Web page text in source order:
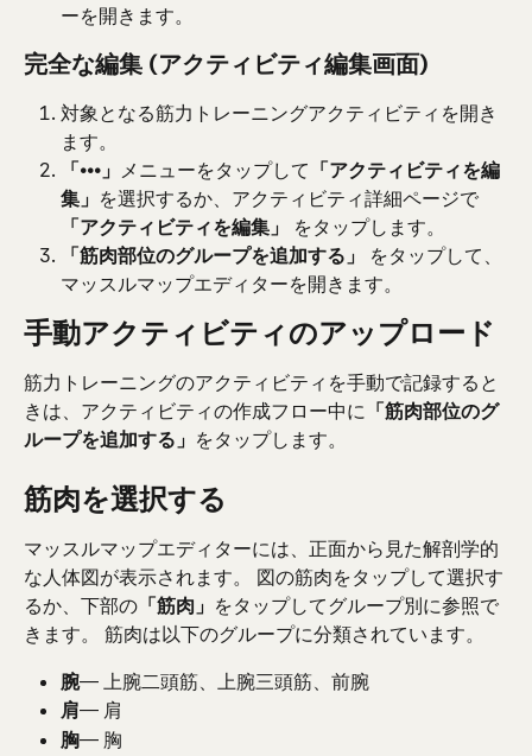
ーを開きます。
完全な編集 (アクティビティ編集画面)
対象となる筋力トレーニングアクティビティを開き
ます。
「•••」 メニューをタップして 「アクティビティを編
集」 を選択するか、アクティビティ詳細ページで
「アクティビティを編集」
をタップします。
「筋肉部位のグループを追加する」
をタップして、
マッスルマップエディターを開きます。
手動アクティビティのアップロード
筋力トレーニングのアクティビティを手動で記録すると
きは、アクティビティの作成フロー中に 「筋肉部位のグ
ループを追加する」 をタップします。
筋肉を選択する
マッスルマップエディターには、正面から見た解剖学的
な人体図が表示されます。 図の筋肉をタップして選択す
るか、下部の 「筋肉」 をタップしてグループ別に参照で
きます。 筋肉は以下のグループに分類されています。
腕— 上腕二頭筋、上腕三頭筋、前腕
肩— 肩
胸— 胸